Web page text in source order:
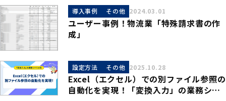
導入事例 その他 2024.03.01
ユーザー事例！物流業「特殊請求書の作
成」
設定方法 その他 2025.10.28
Excel（エクセル）での別ファイル参照の
自動化を実現！「変換入力」の業務シナ